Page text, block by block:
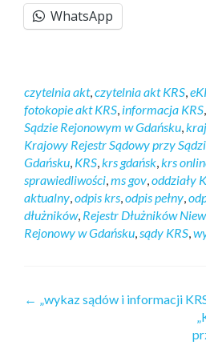
WhatsApp
czytelnia akt, czytelnia akt KRS
fotokopie akt KRS informacja KRS
Sądzie Rejonowym w Gdańsku
Krajowy Rejestr Sądowy przy
Gdańsku KRS krs gdańsk krs
sprawiedliwości ms gov oddziały
aktualny odpis krs odpis pełny
dłużników, Rejestr Dłużników
Rejonowy w Gdańsku sądy KRS
←
„wykaz sądów i informacji